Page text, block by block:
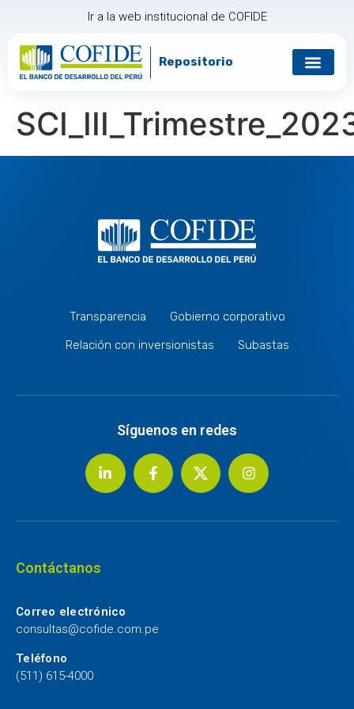
Ir a la web institucional de COFIDE
Repositorio
Transparencia
Gobierno corporativo
Relación con inversionistas
Subastas
Síguenos en redes
Contáctanos
Correo electrónico
consultas@cofide.com.pe
Teléfono
(511) 615-4000